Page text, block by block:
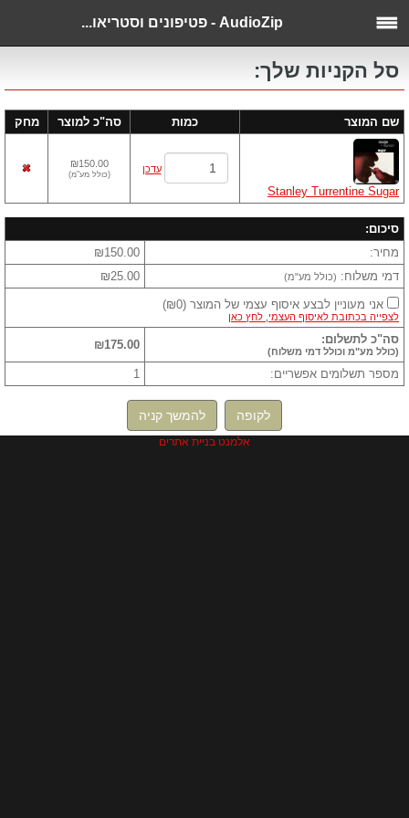
AudioZip - פטיפונים וסטריאו...
סל הקניות שלך:
שם המוצר כמות סה"כ למוצר מחק
Stanley Turrentine Sugar
עדכן ₪150.00
(כולל מע"מ)
סיכום:
מחיר:
₪150.00
דמי משלוח: (כולל מע"מ) ₪25.00
אני מעוניין לבצע איסוף עצמי של המוצר (
₪0
)
לצפייה בכתובת לאיסוף העצמי, לחץ כאן
סה"כ לתשלום:
(כולל מע"מ וכולל דמי משלוח) ₪175.00
מספר תשלומים אפשריים: 1
לקופה להמשך קניה
אלמנט בניית אתרים